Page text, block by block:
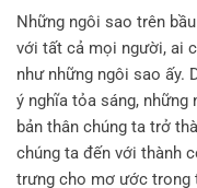
Những ngôi sao trên
với tất cả mọi người, ai
như những ngôi sao ấy.
ý nghĩa tỏa sáng, những
bản thân chúng ta trở
chúng ta đến với thành
trưng cho mơ ước trong